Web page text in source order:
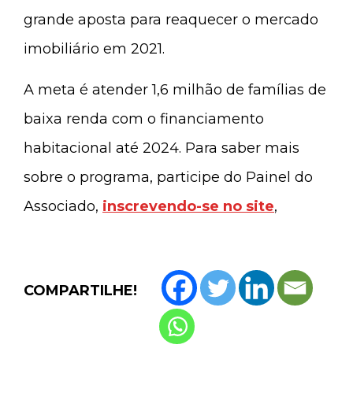
grande aposta para reaquecer o mercado
imobiliário em 2021.
A meta é atender 1,6 milhão de famílias de
baixa renda com o financiamento
habitacional até 2024. Para saber mais
sobre o programa, participe do Painel do
Associado, inscrevendo-se no site,
COMPARTILHE!